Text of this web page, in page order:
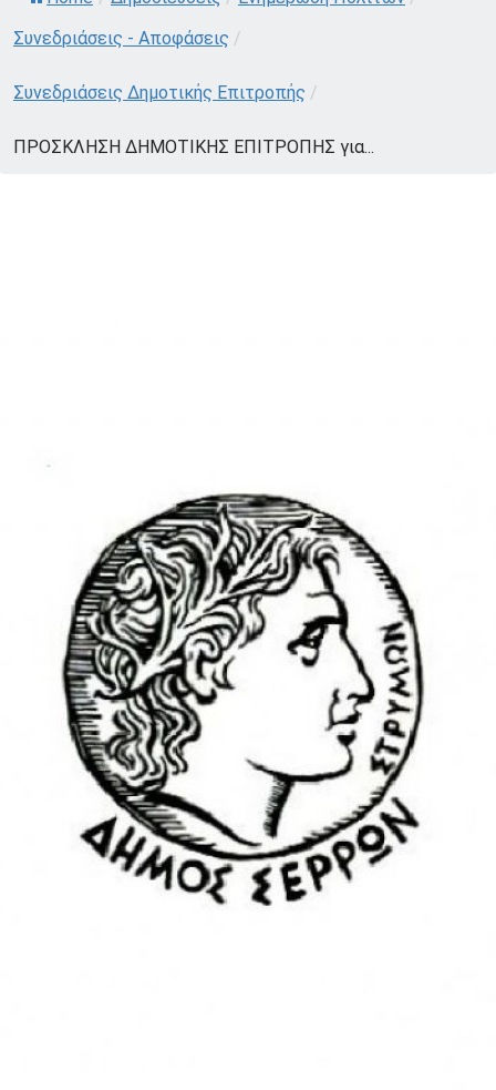
Συνεδριάσεις - Αποφάσεις /
Συνεδριάσεις Δημοτικής Επιτροπής /
ΠΡΟΣΚΛΗΣΗ ΔΗΜΟΤΙΚΗΣ ΕΠΙΤΡΟΠΗΣ για...